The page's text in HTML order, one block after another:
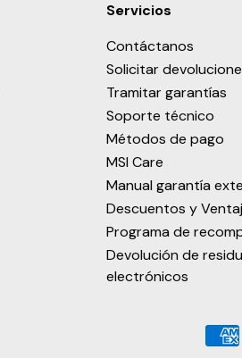
Servicios
Contáctanos
Solicitar
Tramitar garantías
Soporte técnico
Métodos de pago
MSI Care
Manual garantía
Descuentos y
Programa de
Devolución de
electrónicos
Formas de pago